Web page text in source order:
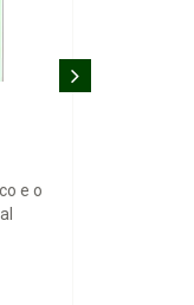
do Trabalho